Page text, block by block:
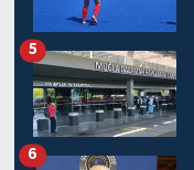
5
6